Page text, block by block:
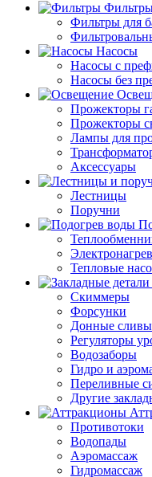
Фильтры для
Насосы
Насосы с
Насосы без
Прожекторы
Прожекторы
Лампы для
Аксессуары
Лестницы
Поручни
Тепловые
Скиммеры
Форсунки
Донные сливы
Регуляторы
Водозаборы
Гидро и
Переливные
Другие
Противотоки
Водопады
Аэромассаж
Гидромассаж